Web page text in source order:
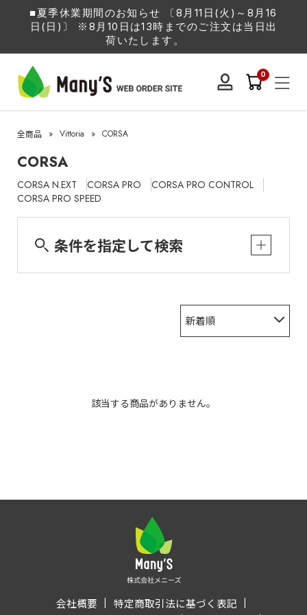
■夏季休業期間のお知らせ 〔8月11日(火)～8月16
日(日)〕 ※8月10日は13時までのご注文は当日出
荷いたします。
0
全商品 » Vittoria » CORSA
CORSA
CORSA N.EXT CORSA PRO
CORSA PRO CONTROL
CORSA PRO SPEED
条件を指定して検索
新着順
該当する商品がありません。
会社概要
特定商取引法に基づく表記